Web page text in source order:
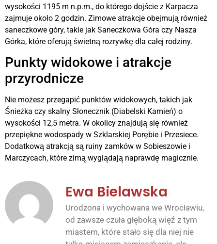
wysokości 1195 m n.p.m., do którego dojście z Karpacza
zajmuje około 2 godzin. Zimowe atrakcje obejmują również
saneczkowe góry, takie jak Saneczkowa Góra czy Nasza
Górka, które oferują świetną rozrywkę dla całej rodziny.
Punkty widokowe i atrakcje
przyrodnicze
Nie możesz przegapić punktów widokowych, takich jak
Śnieżka czy skalny Słonecznik (Diabelski Kamień) o
wysokości 12,5 metra. W okolicy znajdują się również
przepiękne wodospady w Szklarskiej Porębie i Przesiece.
Dodatkową atrakcją są ruiny zamków w Sobieszowie i
Marczycach, które zimą wyglądają naprawdę magicznie.
Ewa Bielawska
Urodzona i wychowana we Wrocławiu,
od zawsze czuła głęboką więź z tym
miastem, które stało się dla niej nie